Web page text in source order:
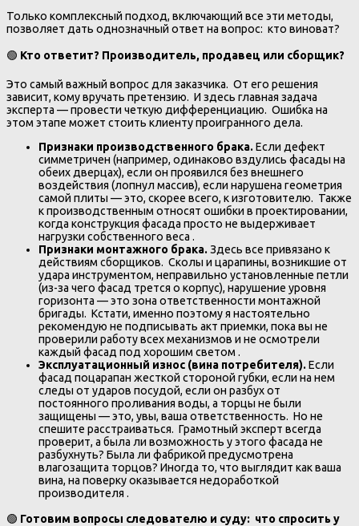
Только комплексный подход, включающий все эти методы,
позволяет дать однозначный ответ на вопрос: кто виноват?
🟢 Кто ответит? Производитель, продавец или сборщик?
Это самый важный вопрос для заказчика. От его решения
зависит, кому вручать претензию. И здесь главная задача
эксперта — провести четкую дифференциацию. Ошибка на
этом этапе может стоить клиенту проигранного дела.
Признаки производственного брака.Если дефект
симметричен (например, одинаково вздулись фасады на
обеих дверцах), если он проявился без внешнего
воздействия (лопнул массив), если нарушена геометрия
самой плиты — это, скорее всего, к изготовителю. Также
к производственным относят ошибки в проектировании,
когда конструкция фасада просто не выдерживает
нагрузки собственного веса .
Признаки монтажного брака.Здесь все привязано к
действиям сборщиков. Сколы и царапины, возникшие от
удара инструментом, неправильно установленные петли
(из-за чего фасад трется о корпус), нарушение уровня
горизонта — это зона ответственности монтажной
бригады. Кстати, именно поэтому я настоятельно
рекомендую не подписывать акт приемки, пока вы не
проверили работу всех механизмов и не осмотрели
каждый фасад под хорошим светом .
Эксплуатационный износ (вина потребителя).Если
фасад поцарапан жесткой стороной губки, если на нем
следы от ударов посудой, если он разбух от
постоянного проливания воды, а торцы не были
защищены — это, увы, ваша ответственность. Но не
спешите расстраиваться. Грамотный эксперт всегда
проверит, а была ли возможность у этого фасада не
разбухнуть? Была ли фабрикой предусмотрена
влагозащита торцов? Иногда то, что выглядит как ваша
вина, на поверку оказывается недоработкой
производителя .
🟢 Готовим вопросы следователю и суду: что спросить у